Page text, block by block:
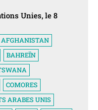
Unies, le 8
AFGHANISTAN
BAHREÏN
COMORES
ARABES UNIS